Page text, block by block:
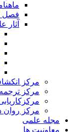
فصل
آثار
مرکز
مرکز
مرکز روان
مجله علمی
معاونیت ها